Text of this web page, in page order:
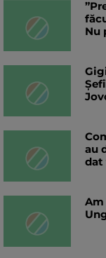
Nu
au
dat
Am